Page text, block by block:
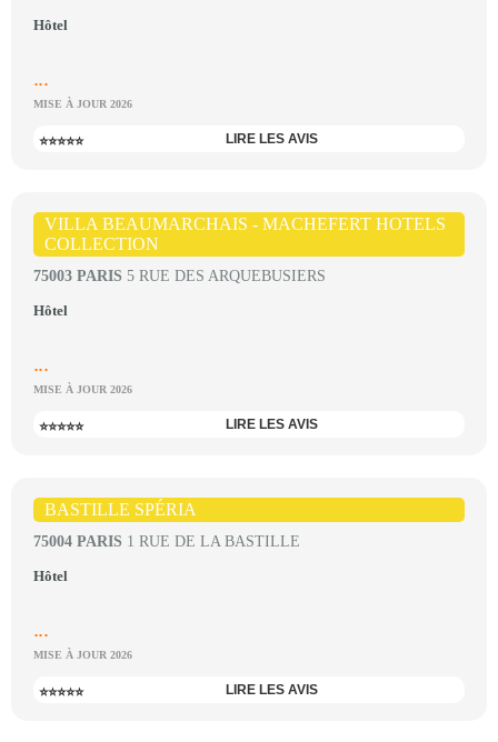
Hôtel
...
MISE À JOUR 2026
⭐⭐⭐⭐⭐ LIRE LES AVIS
VILLA BEAUMARCHAIS - MACHEFERT HOTELS
COLLECTION
75003 PARIS 5 RUE DES ARQUEBUSIERS
Hôtel
...
MISE À JOUR 2026
⭐⭐⭐⭐⭐ LIRE LES AVIS
BASTILLE SPÉRIA
75004 PARIS 1 RUE DE LA BASTILLE
Hôtel
...
MISE À JOUR 2026
⭐⭐⭐⭐⭐ LIRE LES AVIS